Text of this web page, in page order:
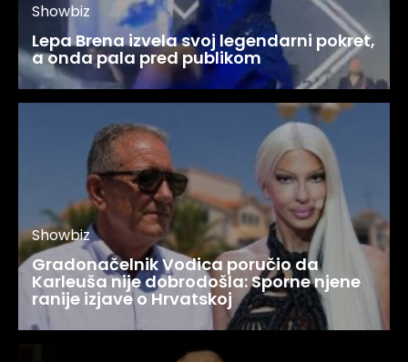
Showbiz
Lepa Brena izvela svoj legendarni pokret,
a onda pala pred publikom
Showbiz
Gradonačelnik Vodica poručio da
Karleuša nije dobrodošla: Sporne njene
ranije izjave o Hrvatskoj